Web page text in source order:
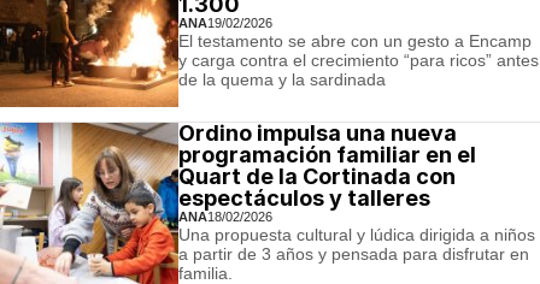
ANA19/02/2026
El testamento se abre con un gesto a Encamp
y carga contra el crecimiento “para ricos” antes
de la quema y la sardinada
Ordino impulsa una nueva
programación familiar en el
Quart de la Cortinada con
espectáculos y talleres
ANA18/02/2026
Una propuesta cultural y lúdica dirigida a niños
a partir de 3 años y pensada para disfrutar en
familia.